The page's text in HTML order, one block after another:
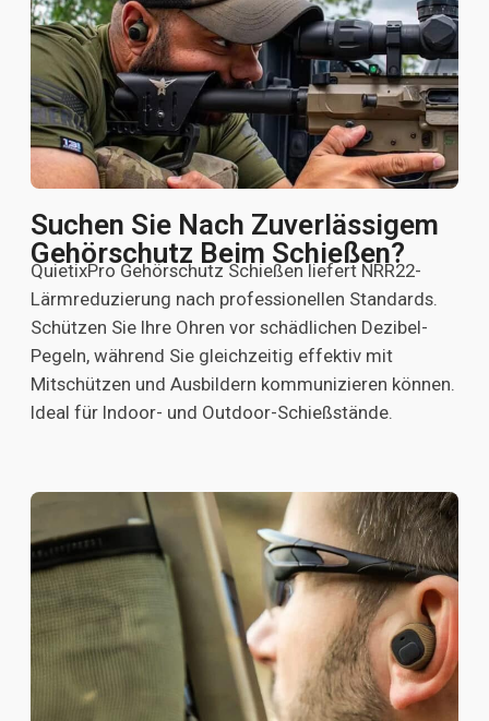
Suchen Sie Nach Zuverlässigem
Gehörschutz Beim Schießen?
QuietixPro Gehörschutz Schießen liefert NRR22-
Lärmreduzierung nach professionellen Standards.
Schützen Sie Ihre Ohren vor schädlichen Dezibel-
Pegeln, während Sie gleichzeitig effektiv mit
Mitschützen und Ausbildern kommunizieren können.
Ideal für Indoor- und Outdoor-Schießstände.